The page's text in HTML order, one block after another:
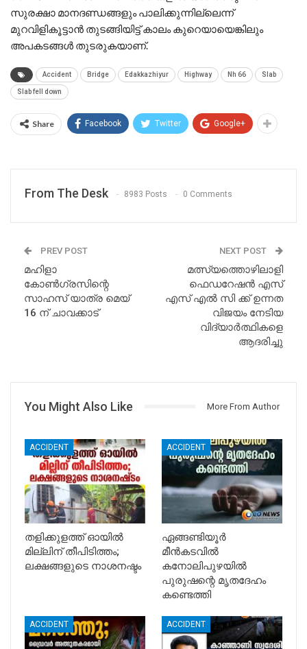
സുരക്ഷാ മാനദണ്ഡങ്ങളും പാലിക്കുന്നില്ലെന്ന്
മുറവിളികൂട്ടാൻ തുടങ്ങിയിട്ട് കാലം കുറെയായെങ്കിലും
അപകടങ്ങൾ തുടരുകയാണ്.
Accident Bridge Edakkazhiyur Highway Nh 66 Slab
Slab fell down
Share Facebook Twitter Google+
From The Desk 8983 Posts 0 Comments
PREV POST
മഹിളാ
കോൺഗ്രസിന്റെ
സാഹസ് യാത്ര മെയ്
16 ന് ചാവക്കാട്
NEXT POST
മത്സ്യത്തൊഴിലാളി
ഫെഡറേഷൻ എസ്
എസ് എൽ സി ക്ക് ഉന്നത
വിജയം നേടിയ
വിദ്യാർത്ഥികളെ
ആദരിച്ചു
You Might Also Like More From Author
ACCIDENT
തളിക്കുളത്ത് ഓയിൽ
മില്ലിന് തീപിടിത്തം;
ലക്ഷങ്ങളുടെ നാശനഷ്ടം
ACCIDENT
ഏങ്ങണ്ടിയൂർ
മീൻകടവിൽ
കനോലിപുഴയിൽ
പുരുഷന്റെ മൃതദേഹം
കണ്ടെത്തി
ACCIDENT ACCIDENT